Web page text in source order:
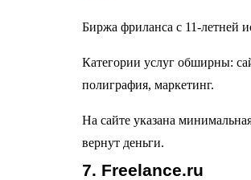
Биржа фриланса с 11-летней
Категории услуг обширны:
полиграфия, маркетинг.
На сайте указана
вернут деньги.
7. Freelance.ru